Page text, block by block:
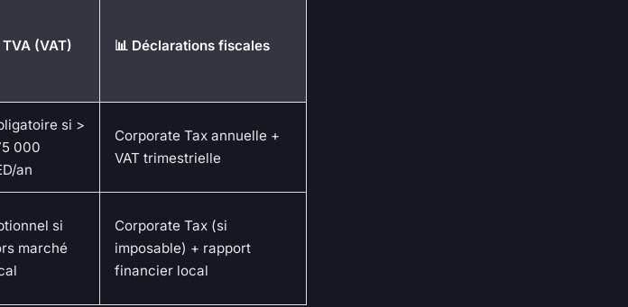
TVA (VAT) 📊 Déclarations fiscales
si >
000
an
Corporate Tax annuelle +
VAT trimestrielle
si
marché
Corporate Tax (si
imposable) + rapport
financier local